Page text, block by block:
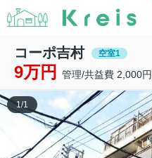
コーポ吉村 空室1
9万円 管理/共益費 2,000円
1/1